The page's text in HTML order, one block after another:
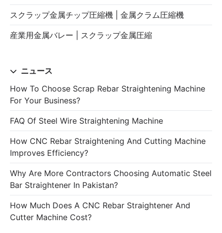
スクラップ金属チップ圧縮機 | 金属クラム圧縮機
産業用金属バレー | スクラップ金属圧縮
ニュース
How To Choose Scrap Rebar Straightening Machine
For Your Business?
FAQ Of Steel Wire Straightening Machine
How CNC Rebar Straightening And Cutting Machine
Improves Efficiency?
Why Are More Contractors Choosing Automatic Steel
Bar Straightener In Pakistan?
How Much Does A CNC Rebar Straightener And
Cutter Machine Cost?